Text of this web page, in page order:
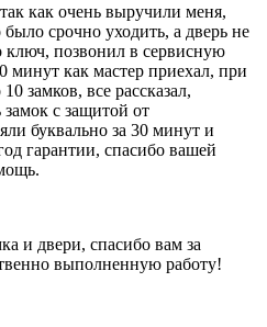
как очень выручили меня,
срочно уходить, а дверь не
ключ, позвонил в сервисную
минут как мастер приехал, при
замков, все рассказал,
замок с защитой от
буквально за 30 минут и
гарантии, спасибо вашей
и двери, спасибо вам за
выполненную работу!